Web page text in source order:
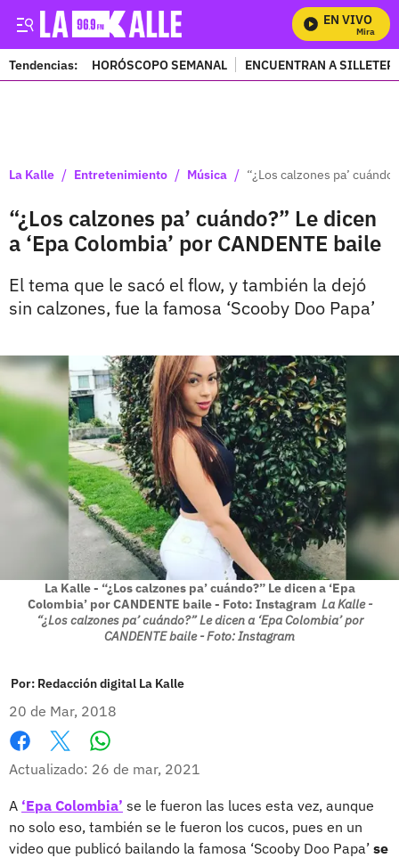
EN VIVO
Mira
Tendencias: HORÓSCOPO SEMANAL ENCUENTRAN A
La Kalle / Entretenimiento / Música / “¿Los calzones pa’
“¿Los calzones pa’ cuándo?” Le dicen
a ‘Epa Colombia’ por CANDENTE baile
El tema que le sacó el flow, y también la dejó
sin calzones, fue la famosa ‘Scooby Doo Papa’
La Kalle - “¿Los calzones pa’ cuándo?” Le dicen a ‘Epa
Colombia’ por CANDENTE baile - Foto: Instagram La Kalle -
“¿Los calzones pa’ cuándo?” Le dicen a ‘Epa Colombia’ por
CANDENTE baile - Foto: Instagram
Por: Redacción digital La Kalle
20 de Mar, 2018
Facebook
X
Actualizado: 26 de mar, 2021
A ‘Epa Colombia’ se le fueron las luces esta vez, aunque
no solo eso, también se le fueron los cucos, pues en un
video que publicó bailando la famosa ‘Scooby Doo Papa’ se